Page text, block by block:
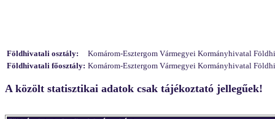
Földhivatali osztály:
Komárom-Esztergom Vármegyei Kormányhivatal
Földhivatali főosztály: Komárom-Esztergom Vármegyei Kormányhivatal
A közölt statisztikai adatok csak tájékoztató jellegűek!